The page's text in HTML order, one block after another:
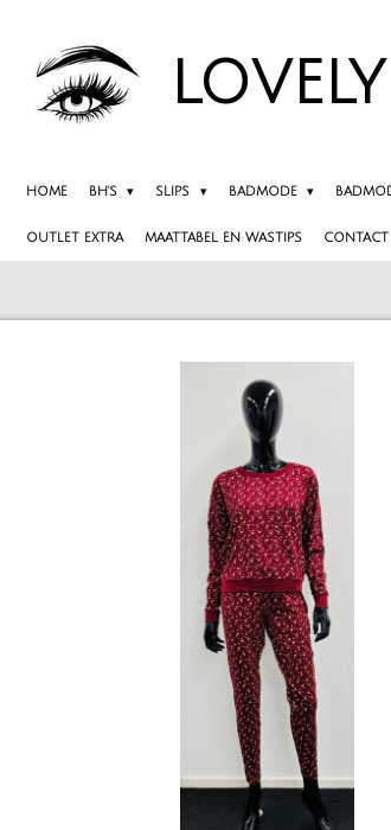
LOVELY
HOME BH'S SLIPS BADMODE
OUTLET EXTRA MAATTABEL EN WASTIPS CONTACT